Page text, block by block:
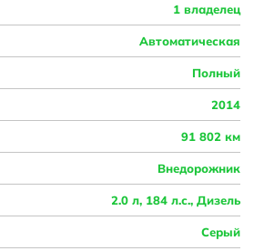
1 владелец
Автоматическая
Полный
2014
91 802 км
Внедорожник
2.0 л, 184 л.с., Дизель
Серый